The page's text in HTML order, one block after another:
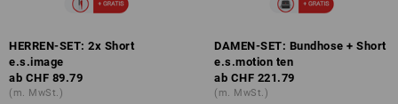
HERREN-SET: 2x Short
e.s.image
ab CHF 89.79
(m. MwSt.)
DAMEN-SET: Bundhose + Short
e.s.motion ten
ab CHF 221.79
(m. MwSt.)